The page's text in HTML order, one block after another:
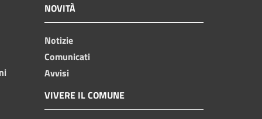
NOVITÀ
Notizie
Comunicati
Avvisi
VIVERE IL COMUNE